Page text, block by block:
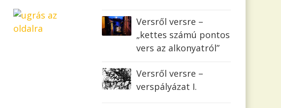
Versről versre –
„kettes számú pontos
vers az alkonyatról”
Versről versre –
verspályázat I.